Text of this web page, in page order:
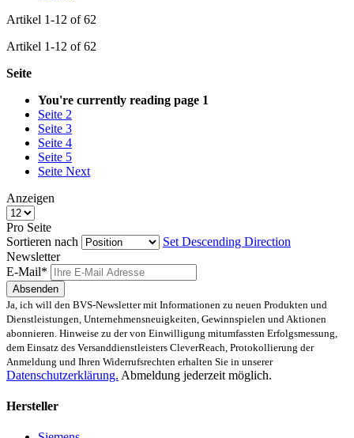
Artikel 1-12 of62
Artikel 1-12 of62
Seite
You're currently reading page 1
Seite 2
Seite 3
Seite 4
Seite 5
Seite Next
Anzeigen
Pro Seite
Sortieren nach
Set Descending Direction
Newsletter
E-Mail*
Absenden
Ja, ich will den BVS-Newsletter mit Informationen zu neuen Produkten und
Dienstleistungen, Unternehmensneuigkeiten, Gewinnspielen und Aktionen
abonnieren. Hinweise zu der von Einwilligung mitumfassten Erfolgsmessung,
dem Einsatz des Versanddienstleisters CleverReach, Protokollierung der
Anmeldung und Ihren Widerrufsrechten erhalten Sie in unserer
Datenschutzerklärung. Abmeldung jederzeit möglich.
Hersteller